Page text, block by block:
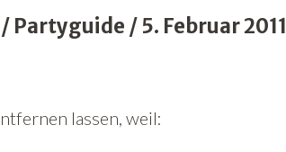
Partyguide / 5. Februar 2011
lassen, weil: